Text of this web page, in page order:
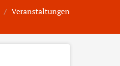
Veranstaltungen